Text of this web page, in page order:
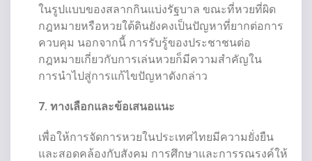
ในรูปแบบของสลากกินแบ่งรัฐบาล ขณะที่หวยที่ผิด
กฎหมายหรือหวยใต้ดินยังคงเป็นปัญหาที่ยากต่อการ
ควบคุม นอกจากนี้ การรับรู้ของประชาชนต่อ
กฎหมายเกี่ยวกับการเล่นหวยก็มีความสำคัญใน
การนำไปสู่การแก้ไขปัญหาดังกล่าว
7. ทางเลือกและข้อเสนอแนะ
เพื่อให้การจัดการหวยในประเทศไทยมีความยั่งยืน
และสอดคล้องกับสังคม การศึกษาและการรณรงค์ให้